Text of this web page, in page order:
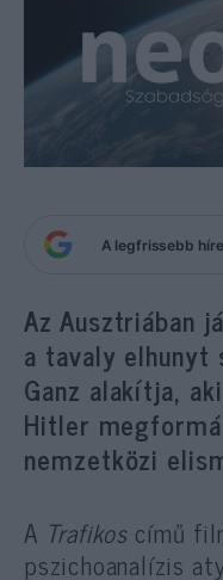
A legfrissebb
Az Ausztriában
a tavaly elhunyt
Ganz alakítja,
Hitler
nemzetközi
A Trafikos című
pszichoanalízis